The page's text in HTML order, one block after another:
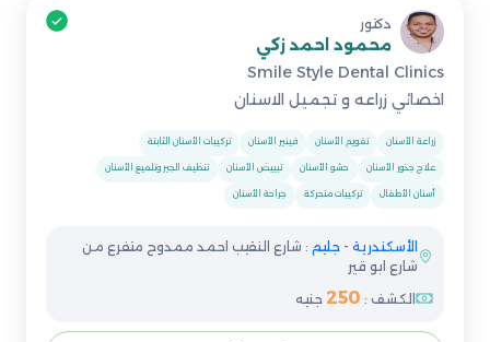
دكتور
محمود احمد زكي
Smile Style Dental Clinics
اخصائي زراعه و تجميل الاسنان
زراعة الأسنان تقويم الأسنان فينير الأسنان تركيبات الأسنان الثابتة
علاج جذور الأسنان حشو الأسنان تبييض الأسنان تنظيف الجير وتلميع الأسنان
أسنان الأطفال تركيبات متحركة جراحة الأسنان
الأسكندرية -جليم : شارع النقيب احمد ممدوح متفرع من
شارع ابو قير
الكشف : 250 جنيه